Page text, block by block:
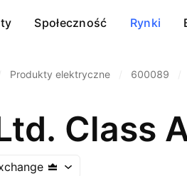
Społeczność Rynki
Produkty elektryczne 600089
Class